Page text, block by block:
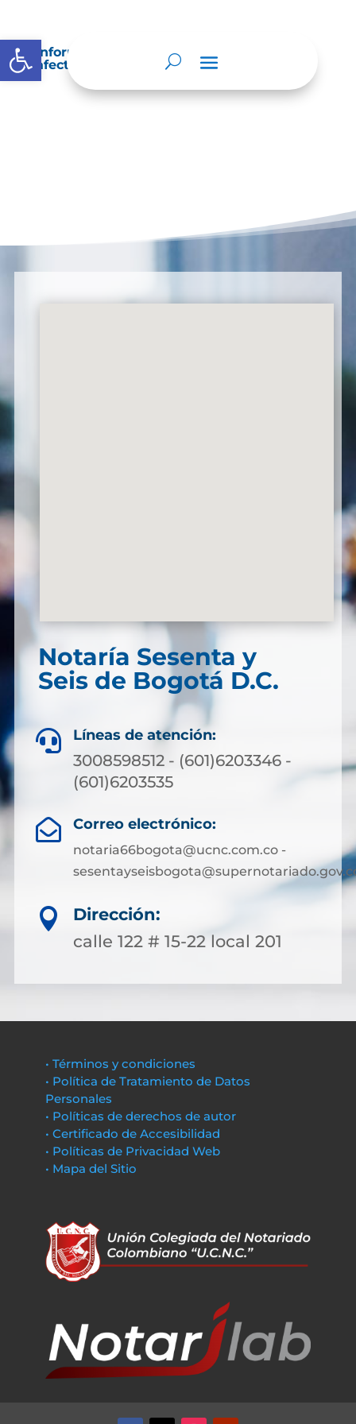
Abrir barra de herramientas
Información sobre decisiones que puede
afectar al público
Notaría Sesenta y
Seis de Bogotá D.C.
 Líneas de atención:
3008598512 - (601)6203346 -
(601)6203535
 Correo electrónico:
notaria66bogota@ucnc.com.co -

Dirección:
calle 122 # 15-22 local 201
• Términos y condiciones
• Política de Tratamiento de Datos
Personales
• Políticas de derechos de autor
• Certificado de Accesibilidad
• Políticas de Privacidad Web
• Mapa del Sitio